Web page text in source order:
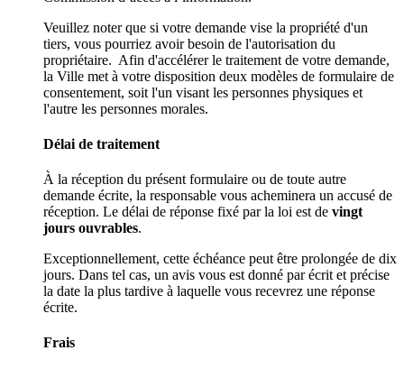
Veuillez noter que si votre demande vise la propriété d'un
tiers, vous pourriez avoir besoin de l'autorisation du
propriétaire. Afin d'accélérer le traitement de votre demande,
la Ville met à votre disposition deux modèles de formulaire de
consentement, soit l'un visant les personnes physiques et
l'autre les personnes morales.
Délai de traitement
À la réception du présent formulaire ou de toute autre
demande écrite, la responsable vous acheminera un accusé de
réception. Le délai de réponse fixé par la loi est de vingt
jours ouvrables.
Exceptionnellement, cette échéance peut être prolongée de dix
jours. Dans tel cas, un avis vous est donné par écrit et précise
la date la plus tardive à laquelle vous recevrez une réponse
écrite.
Frais